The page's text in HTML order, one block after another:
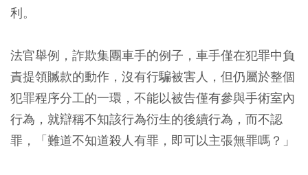
利。
法官舉例，詐欺集團車手的例子，車手僅在犯罪中負
責提領贓款的動作，沒有行騙被害人，但仍屬於整個
犯罪程序分工的一環，不能以被告僅有參與手術室內
行為，就辯稱不知該行為衍生的後續行為，而不認
罪，「難道不知道殺人有罪，即可以主張無罪嗎？」